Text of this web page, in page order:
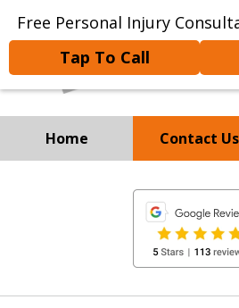
Free Personal Injury
Tap To Call
Home Contact Us
Experienced
Injury
Immigration